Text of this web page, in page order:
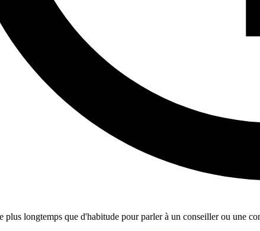
plus longtemps que d'habitude pour parler à un conseiller ou une